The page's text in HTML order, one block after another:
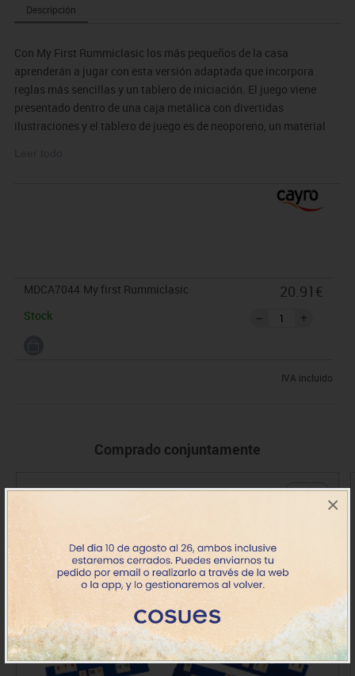
×
Descripción
Con My First Rummiclasic los más pequeños de la casa
aprenderán a jugar con esta versión adaptada que incorpora
reglas más sencillas y un tablero de iniciación. El juego viene
presentado dentro de una caja metálica con divertidas
ilustraciones y el tablero de juego es de neoporeno, un material
MDCA7044 My first Rummiclasic
Stock
20.91€
IVA incluido
Comprado conjuntamente
+ 8 años